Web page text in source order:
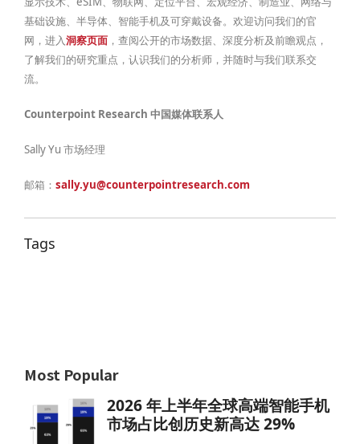
基础设施、半导体、智能手机及可穿戴设备。欢迎访问我们的官
网，进入洞察页面 ，查阅公开的市场数据、深度分析及前瞻观点，
了解我们的研究重点，认识我们的分析师，并随时与我们联系交
流。
Counterpoint Research 中国媒体联系人
Sally Yu 市场经理
邮箱： sally.yu@counterpointresearch.com
Tags
Most Popular